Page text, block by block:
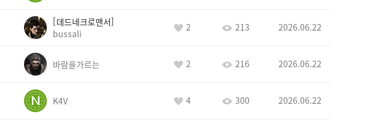
데드네크로맨서
bussali
2 213 2026.06.22
바람을가르는 2 216 2026.06.22
K4V 4 300 2026.06.22